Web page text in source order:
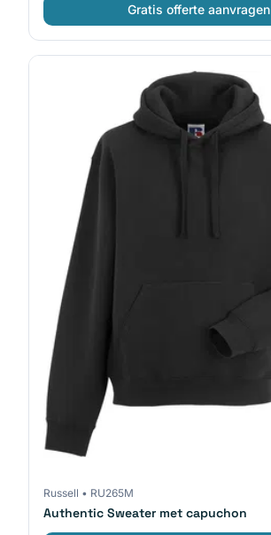
Gratis offerte aanvragen
Russell • RU265M
Authentic Sweater met capuchon